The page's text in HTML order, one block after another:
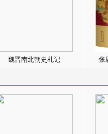
魏晋南北朝史札记 张